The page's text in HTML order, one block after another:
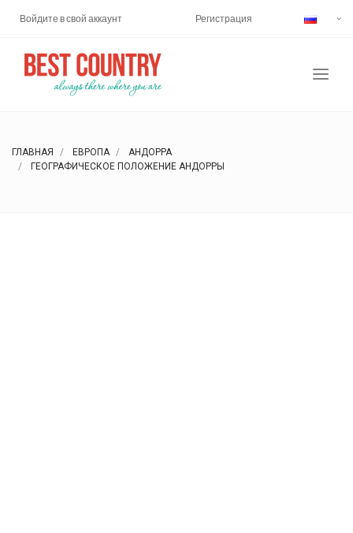
Войдите в свой аккаунт Регистрация
ГЛАВНАЯ ЕВРОПА
АНДОРРА
ГЕОГРАФИЧЕСКОЕ ПОЛОЖЕНИЕ АНДОРРЫ